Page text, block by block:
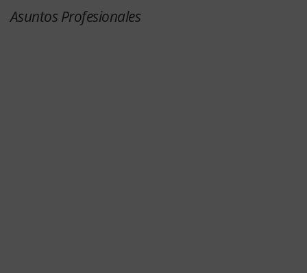
Asuntos Profesionales